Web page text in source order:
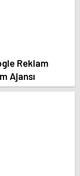
Ajansı